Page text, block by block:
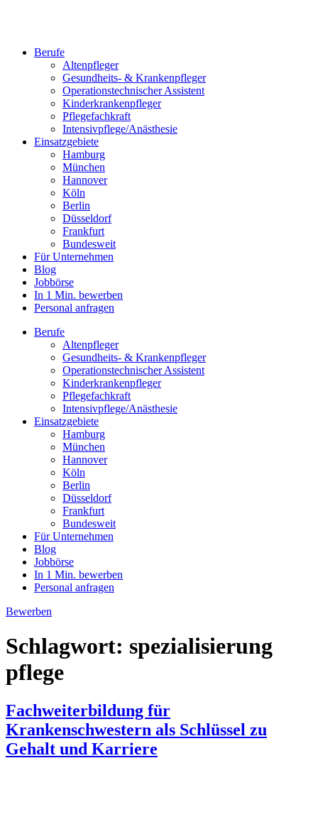
Berufe
Altenpfleger
Gesundheits- & Krankenpfleger
Operationstechnischer Assistent
Kinderkrankenpfleger
Pflegefachkraft
Intensivpflege/Anästhesie
Einsatzgebiete
Hamburg
München
Hannover
Köln
Berlin
Düsseldorf
Frankfurt
Bundesweit
Für Unternehmen
Blog
Jobbörse
In 1 Min. bewerben
Personal anfragen
Berufe
Altenpfleger
Gesundheits- & Krankenpfleger
Operationstechnischer Assistent
Kinderkrankenpfleger
Pflegefachkraft
Intensivpflege/Anästhesie
Einsatzgebiete
Hamburg
München
Hannover
Köln
Berlin
Düsseldorf
Frankfurt
Bundesweit
Für Unternehmen
Blog
Jobbörse
In 1 Min. bewerben
Personal anfragen
Bewerben
Schlagwort: spezialisierung
pflege
Fachweiterbildung für
Krankenschwestern als Schlüssel zu
Gehalt und Karriere